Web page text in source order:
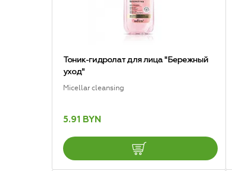
Тоник-гидролат для лица "Бережный
уход"
Micellar cleansing
5.91 BYN